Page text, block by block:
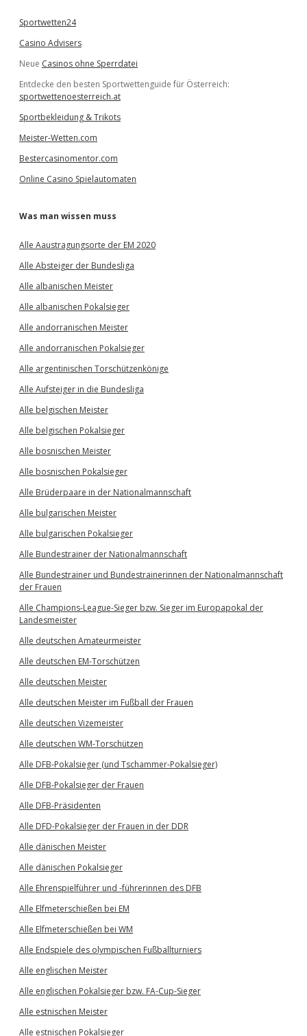
Sportwetten24
Casino Advisers
Neue Casinos ohne Sperrdatei
Entdecke den besten Sportwettenguide für Österreich:
sportwettenoesterreich.at
Sportbekleidung & Trikots
Meister-Wetten.com
Bestercasinomentor.com
Online Casino Spielautomaten
Was man wissen muss
Alle Aaustragungsorte der EM 2020
Alle Absteiger der Bundesliga
Alle albanischen Meister
Alle albanischen Pokalsieger
Alle andorranischen Meister
Alle andorranischen Pokalsieger
Alle argentinischen Torschützenkönige
Alle Aufsteiger in die Bundesliga
Alle belgischen Meister
Alle belgischen Pokalsieger
Alle bosnischen Meister
Alle bosnischen Pokalsieger
Alle Brüderpaare in der Nationalmannschaft
Alle bulgarischen Meister
Alle bulgarischen Pokalsieger
Alle Bundestrainer der Nationalmannschaft
Alle Bundestrainer und Bundestrainerinnen der Nationalmannschaft
der Frauen
Alle Champions-League-Sieger bzw. Sieger im Europapokal der
Landesmeister
Alle deutschen Amateurmeister
Alle deutschen EM-Torschützen
Alle deutschen Meister
Alle deutschen Meister im Fußball der Frauen
Alle deutschen Vizemeister
Alle deutschen WM-Torschützen
Alle DFB-Pokalsieger (und Tschammer-Pokalsieger)
Alle DFB-Pokalsieger der Frauen
Alle DFB-Präsidenten
Alle DFD-Pokalsieger der Frauen in der DDR
Alle dänischen Meister
Alle dänischen Pokalsieger
Alle Ehrenspielführer und -führerinnen des DFB
Alle Elfmeterschießen bei EM
Alle Elfmeterschießen bei WM
Alle Endspiele des olympischen Fußballturniers
Alle englischen Meister
Alle englischen Pokalsieger bzw. FA-Cup-Sieger
Alle estnischen Meister
Alle estnischen Pokalsieger